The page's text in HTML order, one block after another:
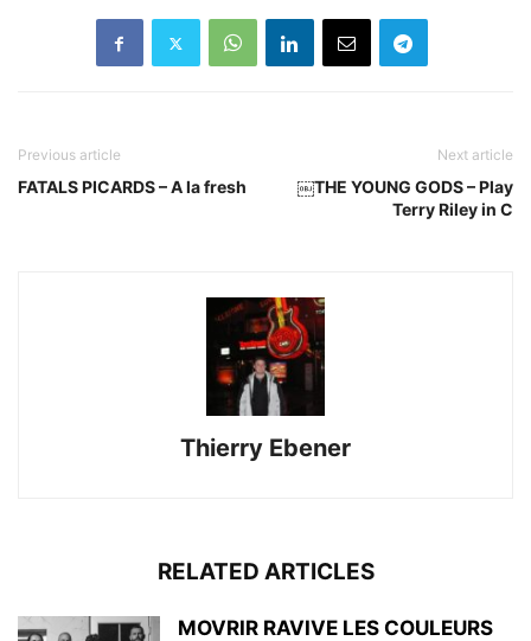
Previous article
FATALS PICARDS – A la fresh
Next article
￼THE YOUNG GODS – Play
Terry Riley in C
Thierry Ebener
RELATED ARTICLES
MOVRIR RAVIVE LES COULEURS